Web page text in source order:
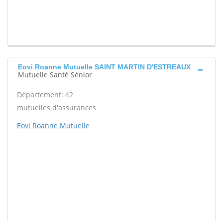
Eovi Roanne Mutuelle SAINT MARTIN D'ESTREAUX
Mutuelle Santé Sénior
Département: 42
mutuelles d'assurances
Eovi Roanne Mutuelle